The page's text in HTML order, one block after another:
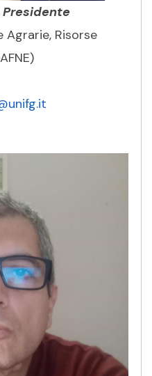
Presidente
Risorse